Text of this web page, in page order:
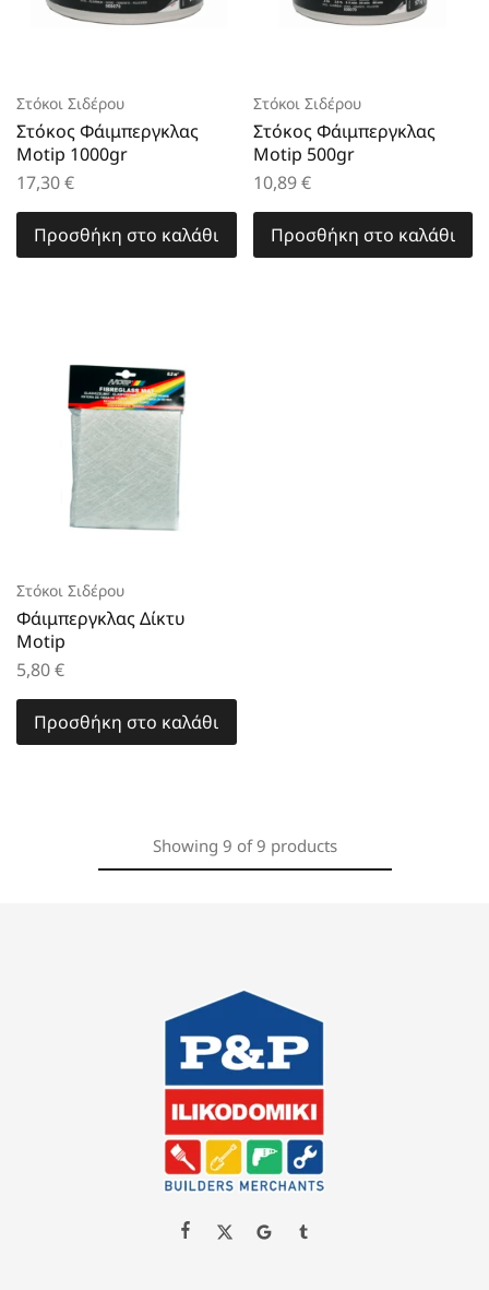
Στόκοι Σιδέρου
Στόκος Φάιμπεργκλας
Motip 1000gr
17,30€
Προσθήκη στο καλάθι
Στόκοι Σιδέρου
Στόκος Φάιμπεργκλας
Motip 500gr
10,89€
Προσθήκη στο καλάθι
Στόκοι Σιδέρου
Φάιμπεργκλας Δίκτυ
Motip
5,80€
Προσθήκη στο καλάθι
Showing 9 of9 products